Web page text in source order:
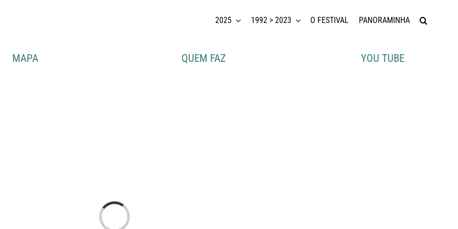
2025 1992 > 2023 O FESTIVAL PANORAMINHA
MAPA QUEM FAZ YOU TUBE
Loading...